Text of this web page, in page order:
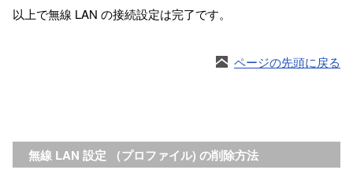
以上で無線 LAN の接続設定は完了です。
ページの先頭に戻る
無線 LAN 設定 （プロファイル) の削除方法